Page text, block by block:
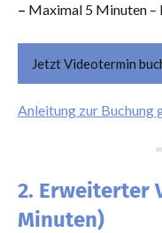
– Maximal 5 Minuten –
Jetzt Videotermin
Anleitung zur Buchung
2. Erweiterter
Minuten)